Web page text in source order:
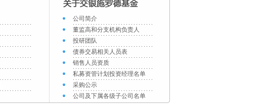
公司简介
董监高和分支机构负责人
投研团队
债券交易相关人员表
销售人员资质
私募资管计划投资经理名单
采购公示
公司及下属各级子公司名单